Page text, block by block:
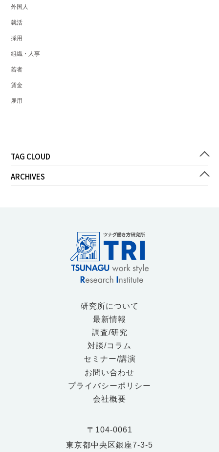
外国人
就活
採用
組織・人事
若者
賃金
雇用
TAG CLOUD
ARCHIVES
研究所について
最新情報
調査/研究
対談/コラム
セミナー/講演
お問い合わせ
プライバシーポリシー
会社概要
〒104-0061
東京都中央区銀座7-3-5